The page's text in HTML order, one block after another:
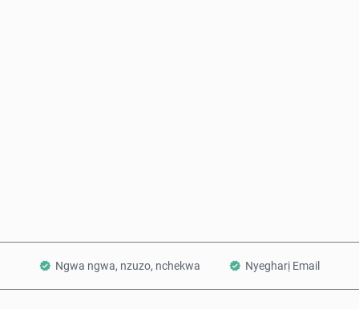
Ngwa ngwa, nzuzo, nchekwa Nyegharị Email